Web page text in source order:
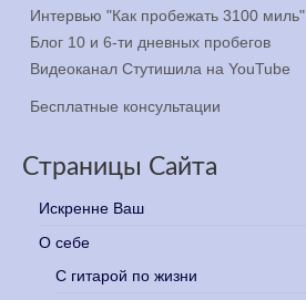
Интервью "Как пробежать 3100 миль"
Блог 10 и 6-ти дневных пробегов
Видеоканал Стутишила на YouTube
Бесплатные консультации
Страницы Сайта
Искренне Ваш
О себе
С гитарой по жизни